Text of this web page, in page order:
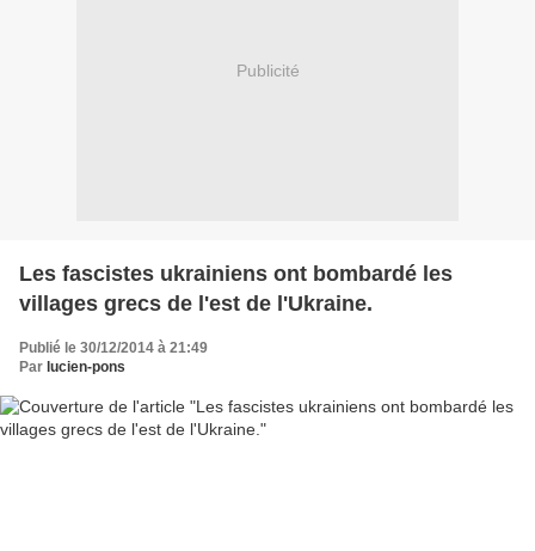
Publicité
Les fascistes ukrainiens ont bombardé les
villages grecs de l'est de l'Ukraine.
Publié le 30/12/2014 à 21:49
Par lucien-pons